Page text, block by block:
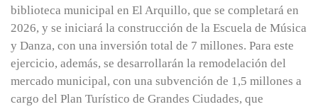
biblioteca municipal en El Arquillo, que se completará en
2026, y se iniciará la construcción de la Escuela de Música
y Danza, con una inversión total de 7 millones. Para este
ejercicio, además, se desarrollarán la remodelación del
mercado municipal, con una subvención de 1,5 millones a
cargo del Plan Turístico de Grandes Ciudades, que